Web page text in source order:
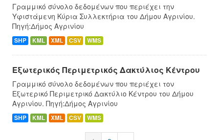
Γραμμικό σύνολο δεδομένων που περιέχει την
Υφιστάμενη Κύρια Συλλεκτήρια του Δήμου Αγρινίου.
Πηγή:Δήμος Αγρινίου
SHP KML XML CSV WMS
Εξωτερικός Περιμετρικός Δακτύλιος Κέντρου
Γραμμικό σύνολο δεδομένων που περιέχει τον
Εξωτερικό Περιμετρικό Δακτύλιο Κέντρου του Δήμου
Αγρινίου. Πηγή:Δήμος Αγρινίου
SHP KML XML CSV WMS